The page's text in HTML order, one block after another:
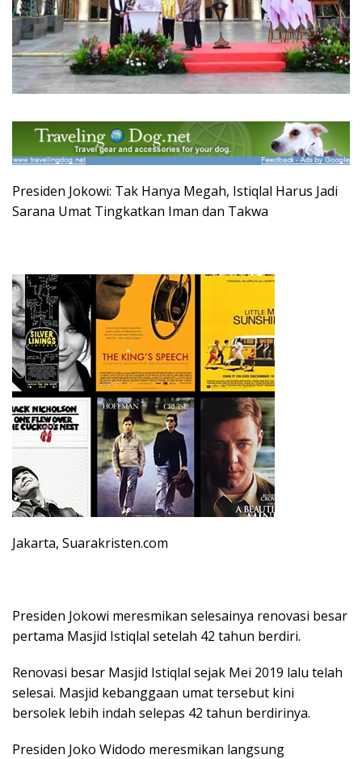
Presiden Jokowi: Tak Hanya Megah, Istiqlal Harus Jadi
Sarana Umat Tingkatkan Iman dan Takwa
Jakarta, Suarakristen.com
Presiden Jokowi meresmikan selesainya renovasi besar
pertama Masjid Istiqlal setelah 42 tahun berdiri.
Renovasi besar Masjid Istiqlal sejak Mei 2019 lalu telah
selesai. Masjid kebanggaan umat tersebut kini
bersolek lebih indah selepas 42 tahun berdirinya.
Presiden Joko Widodo meresmikan langsung